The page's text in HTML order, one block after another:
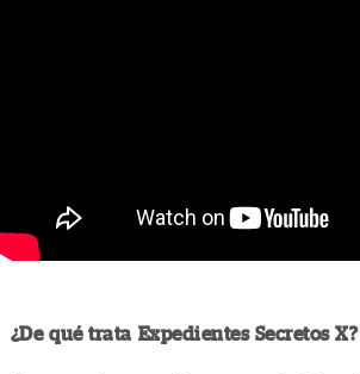
¿De qué trata Expedientes Secretos X?